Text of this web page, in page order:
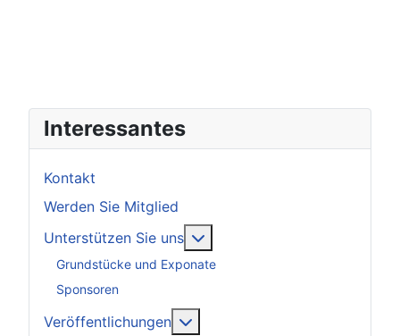
Interessantes
Kontakt
Werden Sie Mitglied
Unterstützen Sie uns
Grundstücke und Exponate
Sponsoren
Veröffentlichungen